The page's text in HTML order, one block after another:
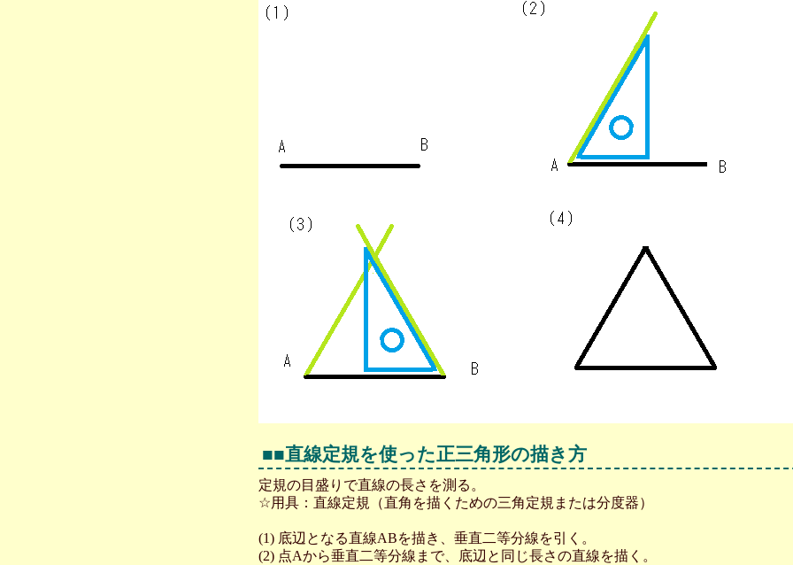
■■直線定規を使った正三角形の描き方
定規の目盛りで直線の長さを測る。
☆用具：直線定規（直角を描くための三角定規または分度器）
(1) 底辺となる直線ABを描き、垂直二等分線を引く。
(2) 点Aから垂直二等分線まで、底辺と同じ長さの直線を描く。